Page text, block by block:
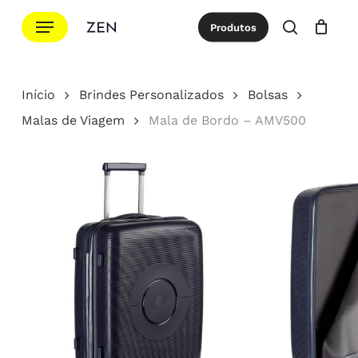
para
principal
Menu Produtos
procurar
Cotação Close
Início Brindes Personalizados
Bolsas
Malas de Viagem
Mala de Bordo – AMV500